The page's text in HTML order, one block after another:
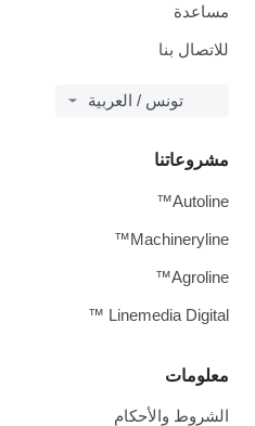
مساعدة
للاتصال بنا
تونس / العربية
معلومات
الشروط والأحكام
مشروعاتنا
Autoline™
Machineryline™
Agroline™
Linemedia Digital ™